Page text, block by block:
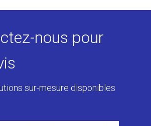
nous pour
sur-mesure disponibles